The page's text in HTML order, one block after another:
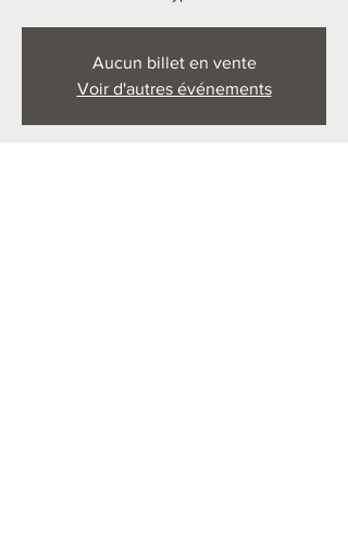
Aucun billet en vente
Voir d'autres événements